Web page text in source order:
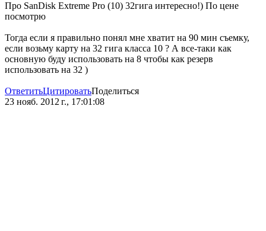
Про SanDisk Extreme Pro (10) 32гига интересно!) По цене
посмотрю
Тогда если я правильно понял мне хватит на 90 мин съемку,
если возьму карту на 32 гига класса 10 ? А все-таки как
основную буду использовать на 8 чтобы как резерв
использовать на 32 )
ОтветитьЦитироватьПоделиться
23 нояб. 2012 г., 17:01:08